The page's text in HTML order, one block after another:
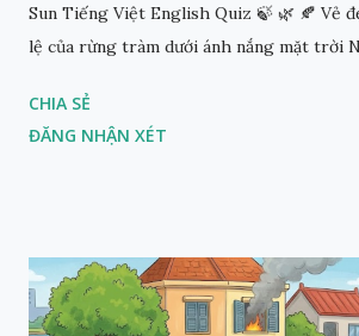
Sun Tiếng Việt English Quiz 🍃 🌿 🍂 Vẻ
lệ của rừng tràm dưới ánh nắng mặt trời
CHIA SẺ
ĐĂNG NHẬN XÉT